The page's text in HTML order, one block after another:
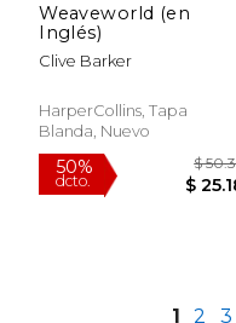
Weaveworld (en
Inglés)
Clive Barker
HarperCollins, Tapa
Blanda, Nuevo
1 2 3